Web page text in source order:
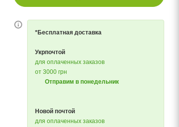
*Бесплатная доставка
Укрпочтой
для оплаченных заказов
от 3000 грн
Отправим в понедельник
Новой почтой
для оплаченных заказов